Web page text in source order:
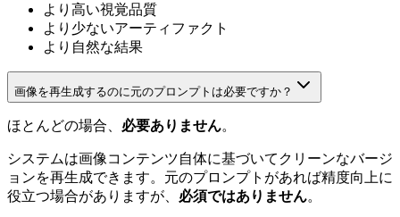
より高い視覚品質
より少ないアーティファクト
より自然な結果
画像を再生成するのに元のプロンプトは必要ですか？
ほとんどの場合、 必要ありません。
システムは画像コンテンツ自体に基づいてクリーンなバージ
ョンを再生成できます。元のプロンプトがあれば精度向上に
役立つ場合がありますが、 必須ではありません。